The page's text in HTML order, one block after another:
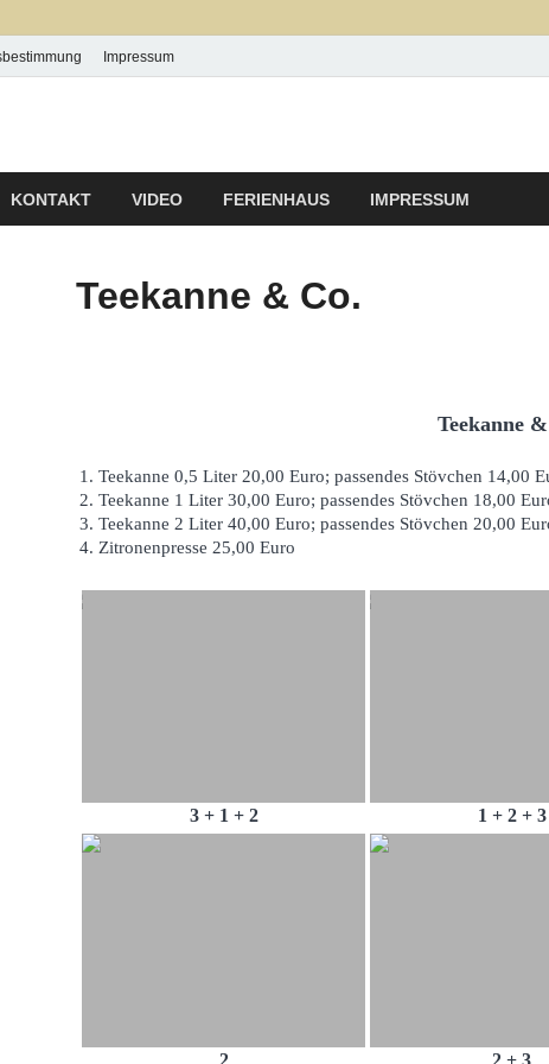
Impressum
KONTAKT VIDEO FERIENHAUS IMPRESSUM
Teekanne & Co.
Teekanne
1. Teekanne 0,5 Liter 20,00 Euro; passendes Stövchen 14,00
2. Teekanne 1 Liter 30,00 Euro; passendes Stövchen 18,00
3. Teekanne 2 Liter 40,00 Euro; passendes Stövchen 20,00
4. Zitronenpresse 25,00 Euro
3 + 1 + 2 1 + 2 + 3
2 2 + 3